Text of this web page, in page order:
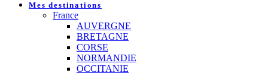
Mes destinations
France
AUVERGNE
BRETAGNE
CORSE
NORMANDIE
OCCITANIE